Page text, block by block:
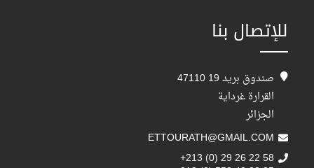
للإتصال بنا
صندوق بريد 19 47110
القرارة غرداية
الجزائر
ETTOURATH@GMAIL.COM
+213 (0) 29 26 22 58